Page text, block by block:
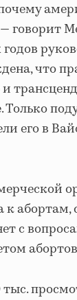
говорит
что
Только
его в
абортам,
с